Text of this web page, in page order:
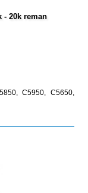
- 20k reman
C5950, C5650,